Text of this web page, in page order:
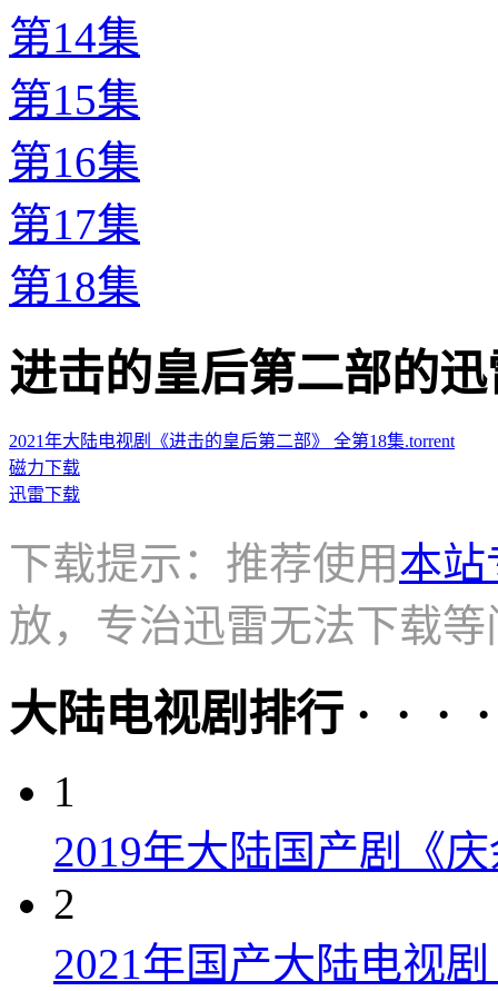
第14集
第15集
第16集
第17集
第18集
进击的皇后第二部的迅
2021年大陆电视剧《进击的皇后第二部》 全第18集.torrent
磁力下载
迅雷下载
下载提示：推荐使用本站
放，专治迅雷无法下载等
大陆电视剧排行 · · ·
1
2019年大陆国产剧《
2
2021年国产大陆电视